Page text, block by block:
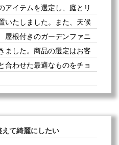
アイテムを選定し、庭とリ
いたしました。また、天候
屋根付きのガーデンファニ
ました。商品の選定はお客
合わせた最適なものをチョ
て綺麗にしたい